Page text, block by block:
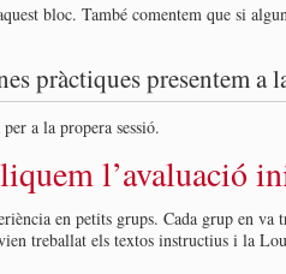
bloc. També comentem que si
pràctiques presentem a
a la propera sessió.
l’avaluació
en petits grups. Cada grup en
treballat els textos instructius i la